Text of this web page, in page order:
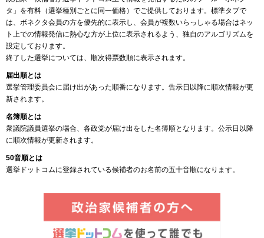
タ」を有料（選挙種別ごとに同一価格）でご提供しております。標準タブで
は、ボネクタ会員の方を優先的に表示し、会員が複数いらっしゃる場合はネッ
ト上での情報発信に熱心な方が上位に表示されるよう、独自のアルゴリズムを
設定しております。
終了した選挙については、順次得票数順に表示されます。
届出順とは
選挙管理委員会に届け出があった順番になります。告示日以降に順次情報が更
新されます。
名簿順とは
衆議院議員選挙の場合、各政党が届け出をした名簿順となります。公示日以降
に順次情報が更新されます。
50音順とは
選挙ドットコムに登録されている候補者のお名前の五十音順になります。